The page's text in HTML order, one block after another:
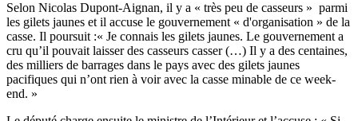
Selon Nicolas Dupont-Aignan, il y a « très peu de casseurs » parmi
les gilets jaunes et il accuse le gouvernement « d'organisation » de la
casse. Il poursuit :« Je connais les gilets jaunes. Le gouvernement a
cru qu’il pouvait laisser des casseurs casser (…) Il y a des centaines,
des milliers de barrages dans le pays avec des gilets jaunes
pacifiques qui n’ont rien à voir avec la casse minable de ce week-
end. »